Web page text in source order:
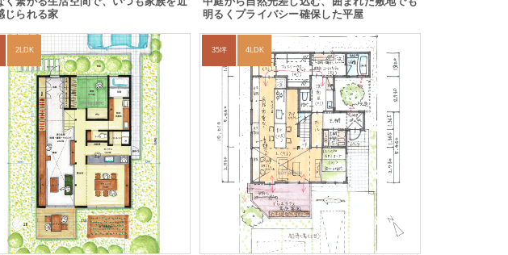
じられる家
明るくプライバシー確保した平屋
2LDK 35坪 4LDK